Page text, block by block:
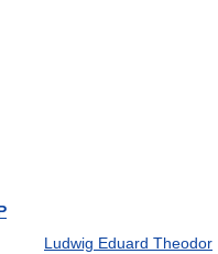
Ludwig Eduard Theodor